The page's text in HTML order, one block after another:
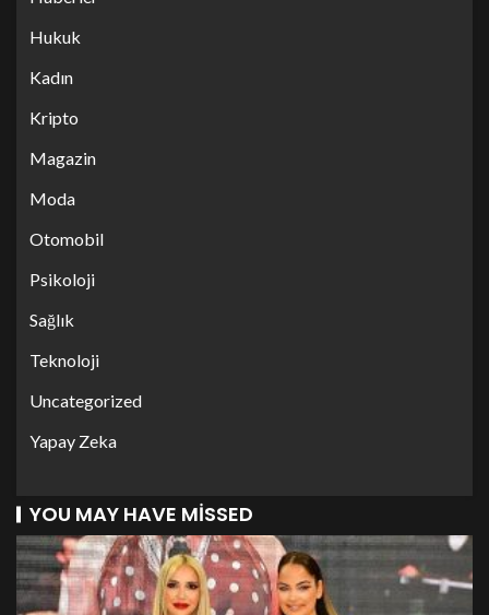
Hukuk
Kadın
Kripto
Magazin
Moda
Otomobil
Psikoloji
Sağlık
Teknoloji
Uncategorized
Yapay Zeka
YOU MAY HAVE MISSED